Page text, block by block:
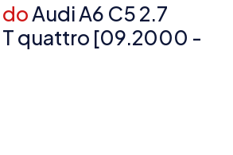
Audi A6 C5 2.7
quattro [09.2000 -